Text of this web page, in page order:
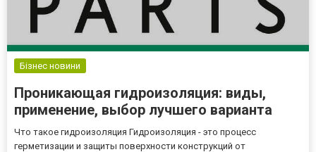
Бізнес новини
Проникающая гидроизоляция: виды,
применение, выбор лучшего варианта
Что такое гидроизоляция Гидроизоляция - это процесс
герметизации и защиты поверхности конструкций от